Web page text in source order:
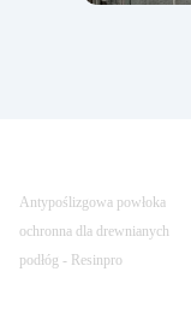
Antypoślizgowa powłoka
ochronna dla drewnianych
podłóg - Resinpro